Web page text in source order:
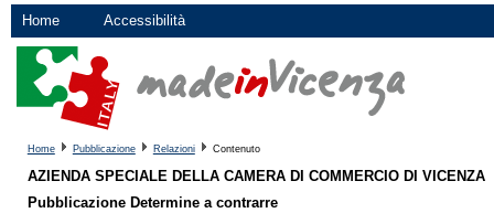
Home Accessibilità
Home Pubblicazione Relazioni Contenuto
AZIENDA SPECIALE DELLA CAMERA DI COMMERCIO DI VICENZA
Pubblicazione Determine a contrarre